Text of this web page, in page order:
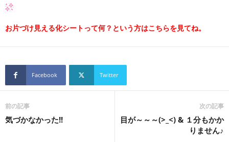
お片づけ見える化シートって何？という方はこちらを見てね。
Facebook Twitter
前の記事
気づかなかった!!
次の記事
目が～～～(>_<) & １分もかか
りません♪